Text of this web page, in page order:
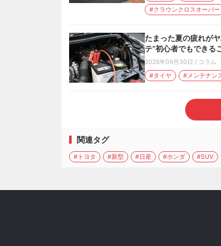
#クラウンクロスオーバー
たまった夏の疲れが
テ”初心者でもできる
2025年09月30日 / コラム
#タイヤ
#メンテナン
関連タグ
#トヨタ #新型 #日産 #ホンダ #SUV